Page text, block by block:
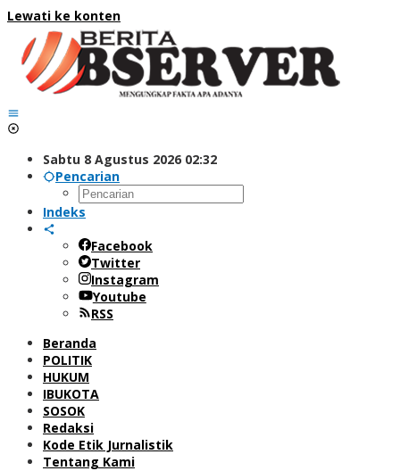
Lewati ke konten
Sabtu 8 Agustus 2026 02:32
Pencarian
Indeks
Facebook
Twitter
Instagram
Youtube
RSS
Beranda
POLITIK
HUKUM
IBUKOTA
SOSOK
Redaksi
Kode Etik Jurnalistik
Tentang Kami